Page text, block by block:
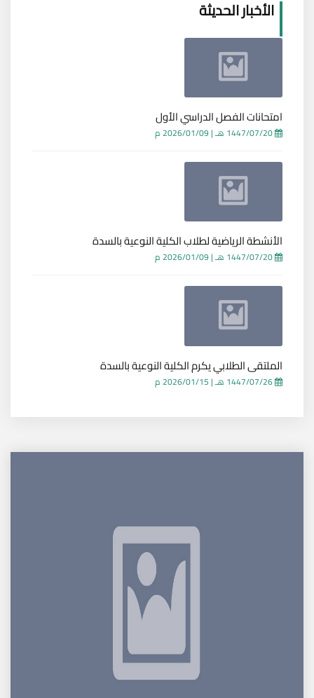
الأخبار الحديثة
امتحانات الفصل الدراسي الأول
| 2026/01/09 م
الأنشطة الرياضية لطلاب الكلية النوعية بالسدة
| 2026/01/09 م
الملتقى الطلابي يكرم الكلية النوعية بالسدة
| 2026/01/15 م